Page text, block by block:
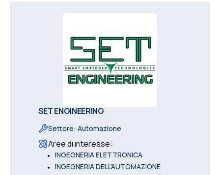
SET ENGINEERING
Settore: Automazione
Aree di interesse:
• INGEGNERIA ELETTRONICA
• INGEGNERIA DELL'AUTOMAZIONE